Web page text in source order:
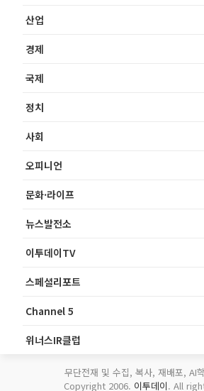
산업
경제
국제
정치
사회
오피니언
문화·라이프
뉴스발전소
이투데이TV
스페셜리포트
Channel 5
위너스IR클럽
무단전재 및 수집, 복사, 재배포, AI
Copyright 2006. 이투데이. All